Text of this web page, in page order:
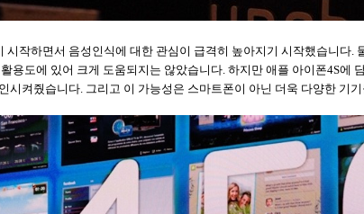
시작하면서 음성인식에 대한 관심이 급격히 높아지기 시작했습니다.
용도에 있어 크게 도움되지는 않았습니다. 하지만 애플 아이폰4S에
시켜줬습니다. 그리고 이 가능성은 스마트폰이 아닌 더욱 다양한 기